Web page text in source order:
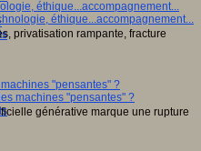
éthique...accompagnement...
privatisation rampante, fracture
"pensantes" ?
générative marque une rupture